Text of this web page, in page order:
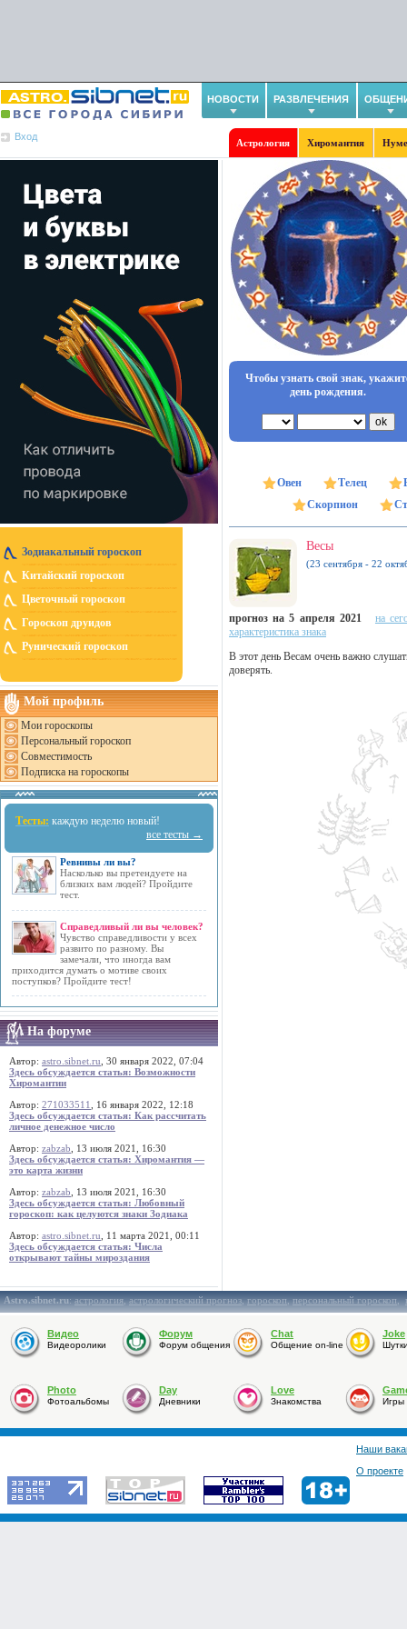
НОВОСТИ РАЗВЛЕЧЕНИЯ
Вход
Астрология Хиромантия
Зодиакальный гороскоп
Китайский гороскоп
Цветочный гороскоп
Гороскоп друидов
Рунический гороскоп
Мой профиль
Мои гороскопы
Персональный гороскоп
Совместимость
Подписка на гороскопы
Тесты: каждую неделю новый!
все тесты →
Ревнивы ли вы?
Насколько вы претендуете на
близких вам людей? Пройдите
тест.
Справедливый ли вы человек?
Чувство справедливости у всех
развито по разному. Вы
замечали, что иногда вам
приходится думать о мотиве своих
поступков? Пройдите тест!
На форуме
Автор: astro.sibnet.ru , 30 января 2022, 07:04
Здесь обсуждается статья: Возможности
Хиромантии
Автор: 271033511
, 16 января 2022, 12:18
Здесь обсуждается статья: Как рассчитать
личное денежное число
Автор: zabzab , 13 июля 2021, 16:30
Здесь обсуждается статья: Хиромантия —
это карта жизни
Автор: zabzab , 13 июля 2021, 16:30
Здесь обсуждается статья: Любовный
гороскоп: как целуются знаки Зодиака
Автор: astro.sibnet.ru , 11 марта 2021, 00:11
Здесь обсуждается статья: Числа
открывают тайны мироздания
Чтобы узнать свой знак,
день рождения.
Овен Телец
Скорпион
Весы
(23 сентября - 22
прогноз на 5 апреля 2021
на
характеристика знака
В этот день Весам очень важно
доверять.
Astro.sibnet.ru:астрология,астрологический прогноз,гороскоп,персональный гороскоп,
Видео
Видеоролики
Форум
Форум общения
Chat
Общение on-line
Joke
Photo
Фотоальбомы
Day
Дневники
Love
Знакомства Игры
Наши
О проекте